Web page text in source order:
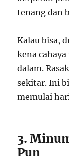
tenang dan
Kalau bisa,
kena
dalam.
sekitar. Ini
memulai
3.
Pun